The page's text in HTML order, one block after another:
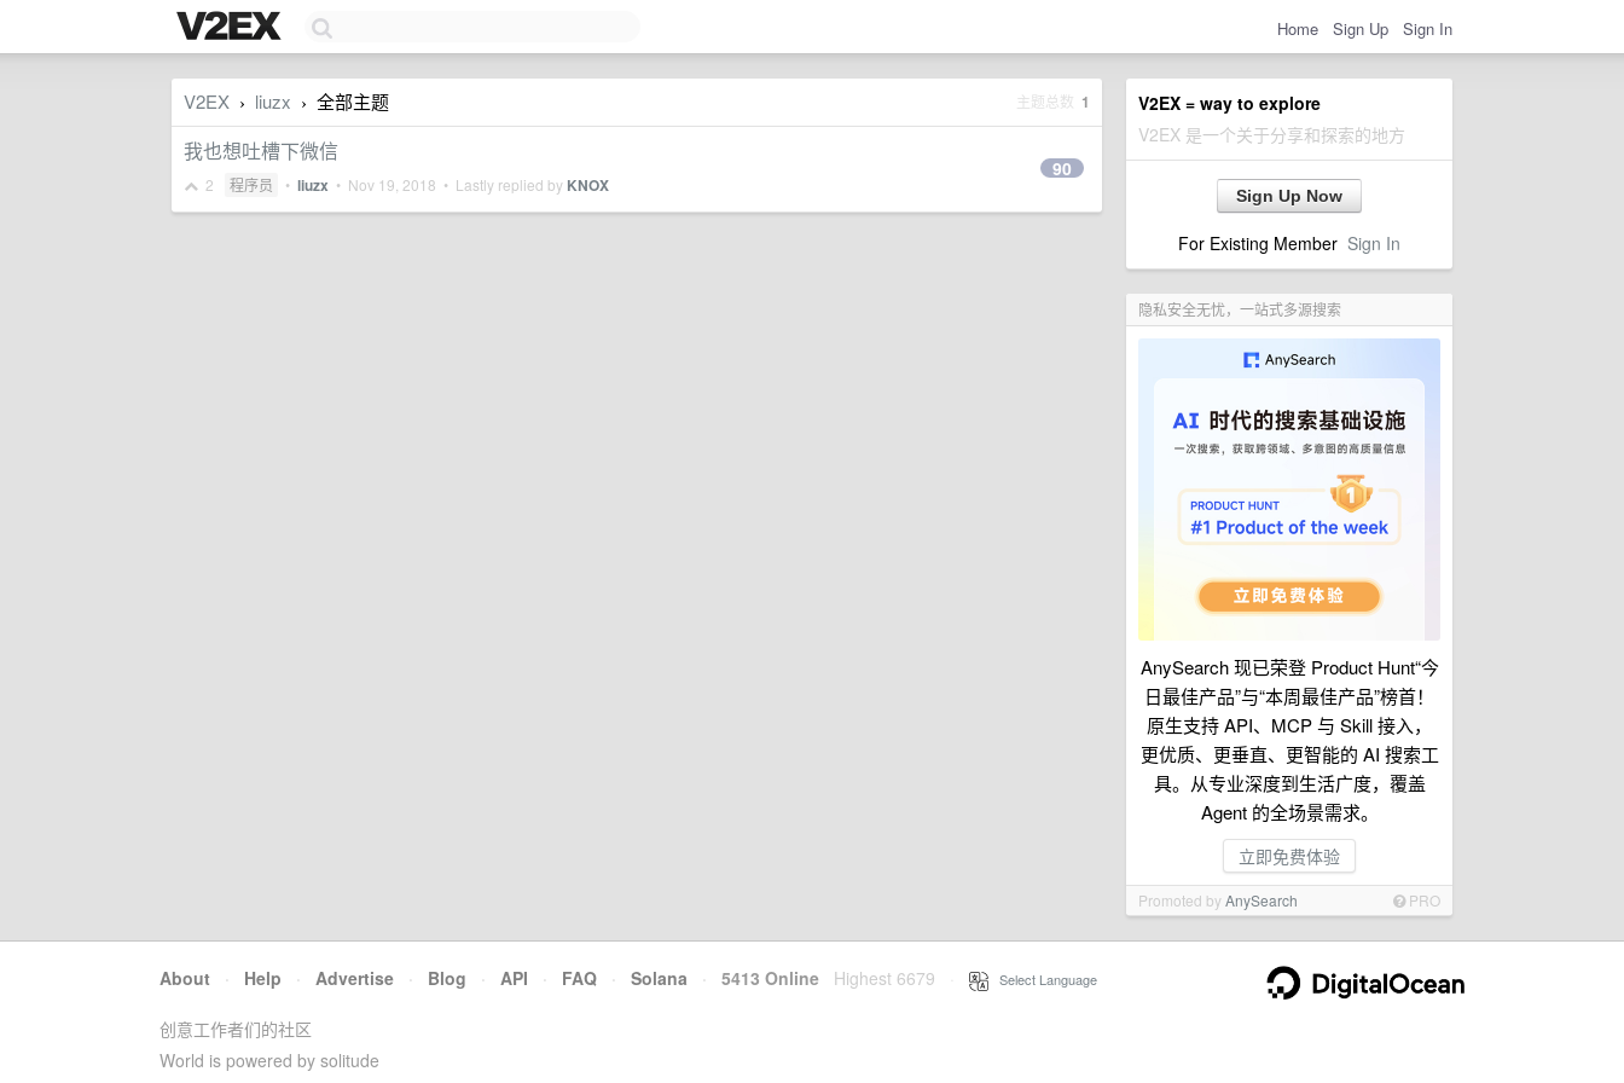
Home Sign Up Sign In
V2EX = way to explore
V2EX 是一个关于分享和探索的地方
Sign Up Now
For Existing Member Sign In
隐私安全无忧，一站式多源搜索
AnySearch 现已荣登 Product Hunt“今
日最佳产品”与“本周最佳产品”榜首！
原生支持 API、MCP 与 Skill 接入，
更优质、更垂直、更智能的 AI 搜索工
具。从专业深度到生活广度，覆盖
Agent 的全场景需求。
立即免费体验
Promoted byAnySearch PRO
V2EX › liuzx › 全部主题 主题总数 1
我也想吐槽下微信
2 程序员 • liuzx • Nov 19, 2018 • Lastly replied by KNOX
90
About · Help · Advertise · Blog · API · FAQ · Solana · 5413 Online Highest 6679 Select Language
创意工作者们的社区
World is powered by solitude